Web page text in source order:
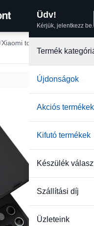
Üdv!
Kérjük, jelentkezz be.
Termék
Újdonságok
Akciós termékek
Kifutó termékek
Készülék
Szállítási díj
Üzleteink
Xiaomi tokok